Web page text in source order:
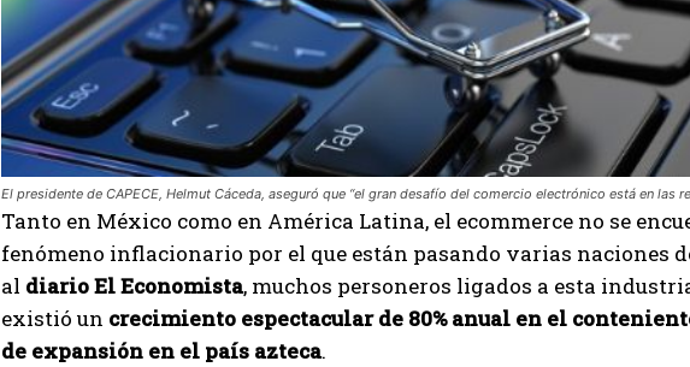
El presidente de CAPECE, Helmut Cáceda, aseguró que “el gran desafío del comercio electrónico está en las
Tanto en México como en América Latina, el ecommerce no se
fenómeno inflacionario por el que están pasando varias naciones
al diario El Economista, muchos personeros ligados a esta
existió un crecimiento espectacular de 80% anual en el
de expansión en el país azteca.